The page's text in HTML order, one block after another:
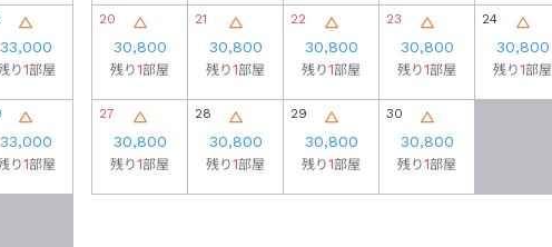
33,000
り1部屋
33,000
り1部屋
20
30,800
残り1部屋
21
30,800
残り1部屋
22
30,800
残り1部屋
23
30,800
残り1部屋
24
30,800
残り1部屋
27
30,800
残り1部屋
28
30,800
残り1部屋
29
30,800
残り1部屋
30
30,800
残り1部屋